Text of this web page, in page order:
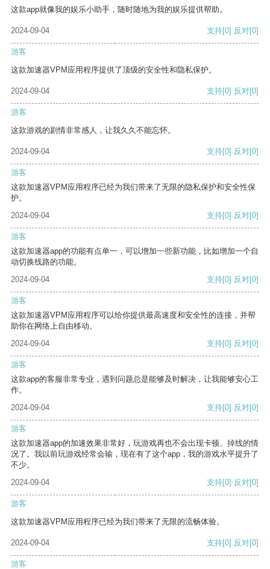
这款app就像我的娱乐小助手，随时随地为我的娱乐提供帮助。
2024-09-04 支持[0] 反对[0]
游客
这款加速器VPM应用程序提供了顶级的安全性和隐私保护。
2024-09-04 支持[0] 反对[0]
游客
这款游戏的剧情非常感人，让我久久不能忘怀。
2024-09-04 支持[0] 反对[0]
游客
这款加速器VPM应用程序已经为我们带来了无限的隐私保护和安全性保
护。
2024-09-04
支持[0] 反对[0]
游客
这款加速器app的功能有点单一，可以增加一些新功能，比如增加一个自
动切换线路的功能。
2024-09-04
支持[0] 反对[0]
游客
这款加速器VPM应用程序可以给你提供最高速度和安全性的连接，并帮
助你在网络上自由移动。
2024-09-04
支持[0] 反对[0]
游客
这款app的客服非常专业，遇到问题总是能够及时解决，让我能够安心工
作。
2024-09-04
支持[0] 反对[0]
游客
这款加速器app的加速效果非常好，玩游戏再也不会出现卡顿、掉线的情
况了。我以前玩游戏经常会输，现在有了这个app，我的游戏水平提升了
不少。
2024-09-04
支持[0] 反对[0]
游客
这款加速器VPM应用程序已经为我们带来了无限的流畅体验。
2024-09-04 支持[0] 反对[0]
游客